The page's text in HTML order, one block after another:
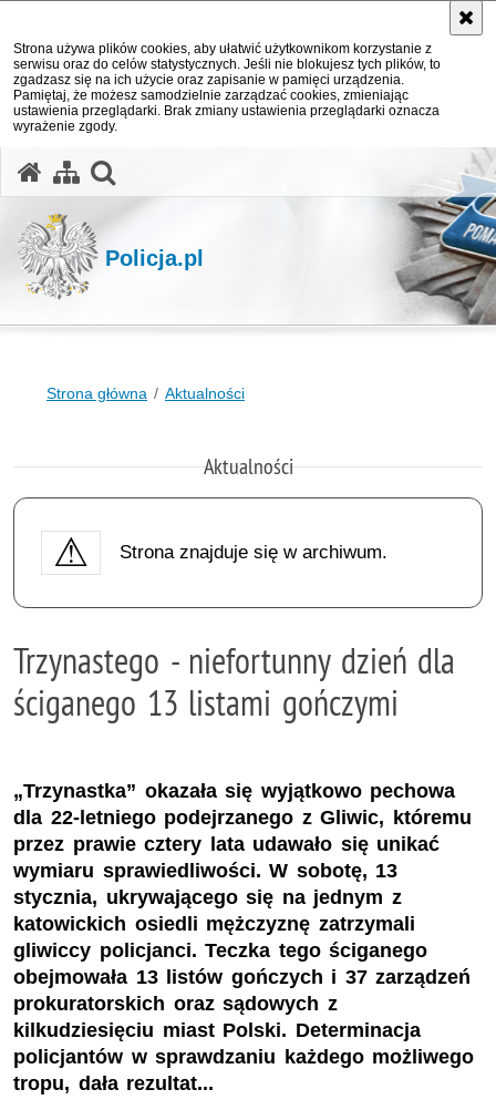
Strona używa plików cookies, aby ułatwić użytkownikom korzystanie z
serwisu oraz do celów statystycznych. Jeśli nie blokujesz tych plików, to
zgadzasz się na ich użycie oraz zapisanie w pamięci urządzenia.
Pamiętaj, że możesz samodzielnie zarządzać cookies, zmieniając
ustawienia przeglądarki. Brak zmiany ustawienia przeglądarki oznacza
wyrażenie zgody.
Policja.pl
Strona główna Aktualności
Aktualności
Strona znajduje się w archiwum.
Trzynastego - niefortunny dzień dla
ściganego 13 listami gończymi
„Trzynastka” okazała się wyjątkowo pechowa
dla 22-letniego podejrzanego z Gliwic, któremu
przez prawie cztery lata udawało się unikać
wymiaru sprawiedliwości. W sobotę, 13
stycznia, ukrywającego się na jednym z
katowickich osiedli mężczyznę zatrzymali
gliwiccy policjanci. Teczka tego ściganego
obejmowała 13 listów gończych i 37 zarządzeń
prokuratorskich oraz sądowych z
kilkudziesięciu miast Polski. Determinacja
policjantów w sprawdzaniu każdego możliwego
tropu, dała rezultat...